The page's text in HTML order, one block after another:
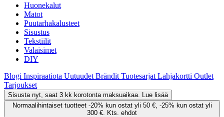
Huonekalut
Matot
Puutarhakalusteet
Sisustus
Tekstiilit
Valaisimet
DIY
Blogi Inspiraatiota Uutuudet Brändit Tuotesarjat Lahjakortti Outlet
Tarjoukset
Sisusta nyt, saat 3 kk korotonta maksuaikaa. Lue lisää
Normaalihintaiset tuotteet -20% kun ostat yli 50 €, -25% kun ostat yli
300 €. Kts. ehdot